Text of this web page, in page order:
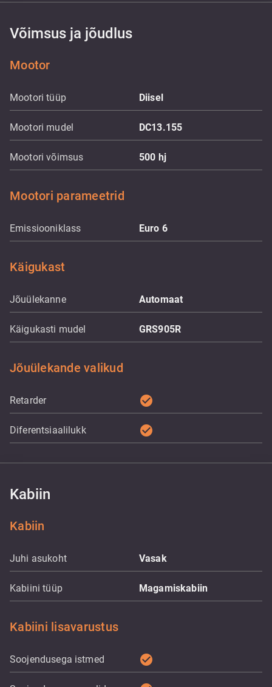
Võimsus ja jõudlus
Mootor
Mootori tüüp Diisel
Mootori mudel DC13.155
Mootori võimsus 500 hj
Mootori parameetrid
Emissiooniklass Euro 6
Käigukast
Jõuülekanne Automaat
Käigukasti mudel GRS905R
Jõuülekande valikud
Retarder check_circle
Diferentsiaalilukk check_circle
Kabiin
Kabiin
Juhi asukoht Vasak
Kabiini tüüp Magamiskabiin
Kabiini lisavarustus
Soojendusega istmed check_circle